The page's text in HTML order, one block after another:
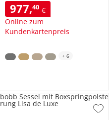
977,40 €
Online zum
Kundenkartenpreis
+ 6
bobb Sessel mit Boxspringpolste
rung Lisa de Luxe